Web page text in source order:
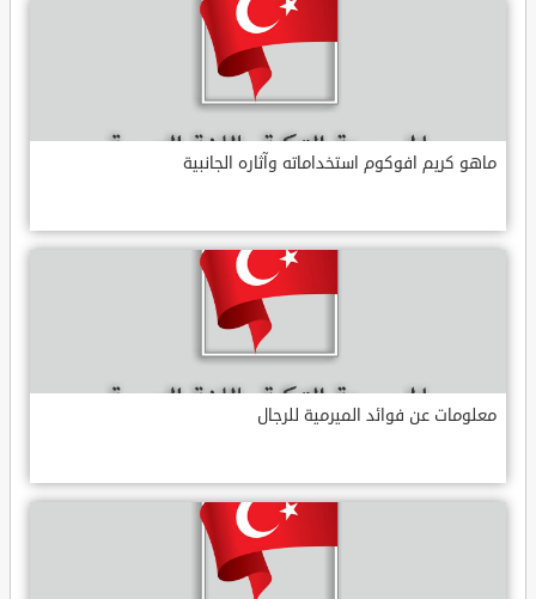
ماهو كريم افوكوم استخداماته وآثاره الجانبية
معلومات عن فوائد الميرمية للرجال